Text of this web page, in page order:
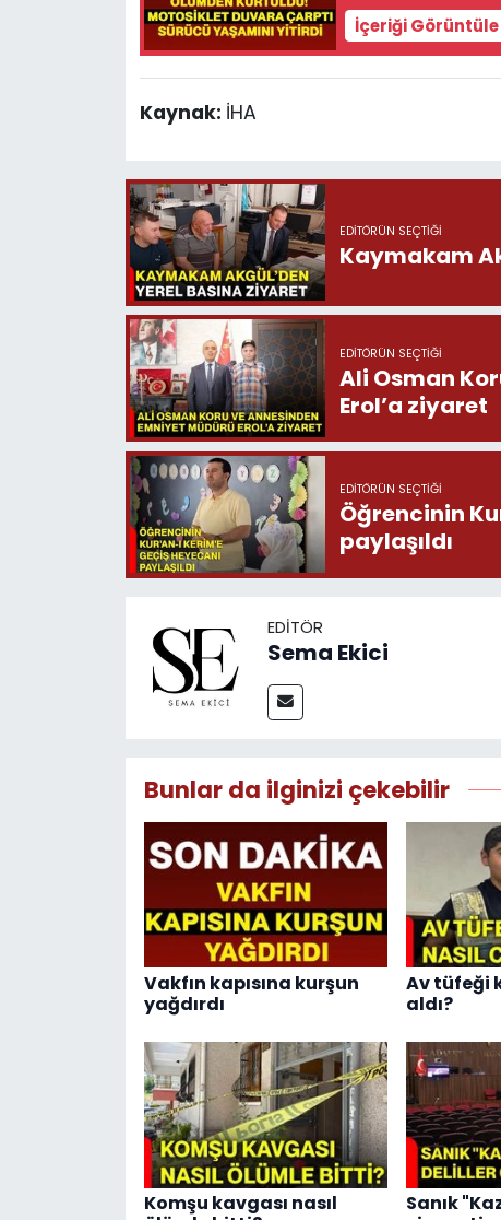
İçeriği Görüntüle
Kaynak: İHA
EDITÖRÜN SEÇTIĞI
Kaymakam
EDITÖRÜN SEÇTIĞI
Ali Osman
Erol’a ziyaret
EDITÖRÜN SEÇTIĞI
Öğrencinin
paylaşıldı
EDITÖR
Sema Ekici
Bunlar da ilginizi çekebilir
Vakfın kapısına kurşun
yağdırdı
Av tüfeği
aldı?
Komşu kavgası nasıl
Sanık